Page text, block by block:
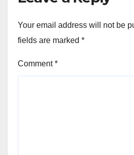
Your email address will not be
fields are marked *
Comment*